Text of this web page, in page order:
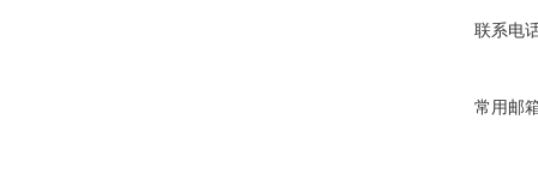
联系电
常用邮